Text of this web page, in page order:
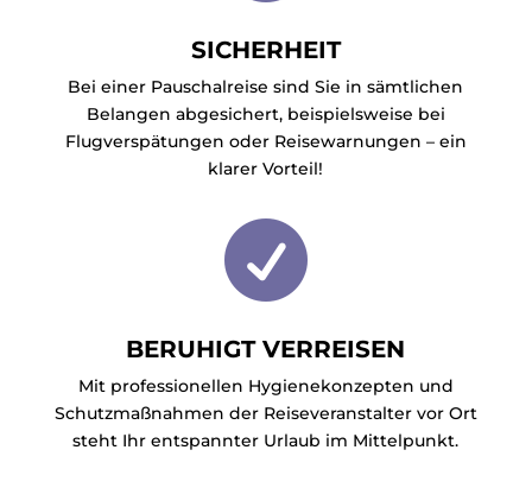
SICHERHEIT
Bei einer Pauschalreise sind Sie in sämtlichen
Belangen abgesichert, beispielsweise bei
Flugverspätungen oder Reisewarnungen – ein
klarer Vorteil!

BERUHIGT VERREISEN
Mit professionellen Hygienekonzepten und
Schutzmaßnahmen der Reiseveranstalter vor Ort
steht Ihr entspannter Urlaub im Mittelpunkt.